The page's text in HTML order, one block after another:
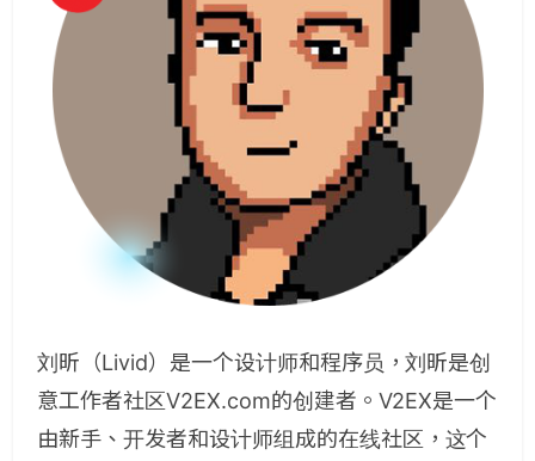
刘昕（Livid）是一个设计师和程序员，刘昕是创
意工作者社区V2EX.com的创建者。V2EX是一个
由新手、开发者和设计师组成的在线社区，这个